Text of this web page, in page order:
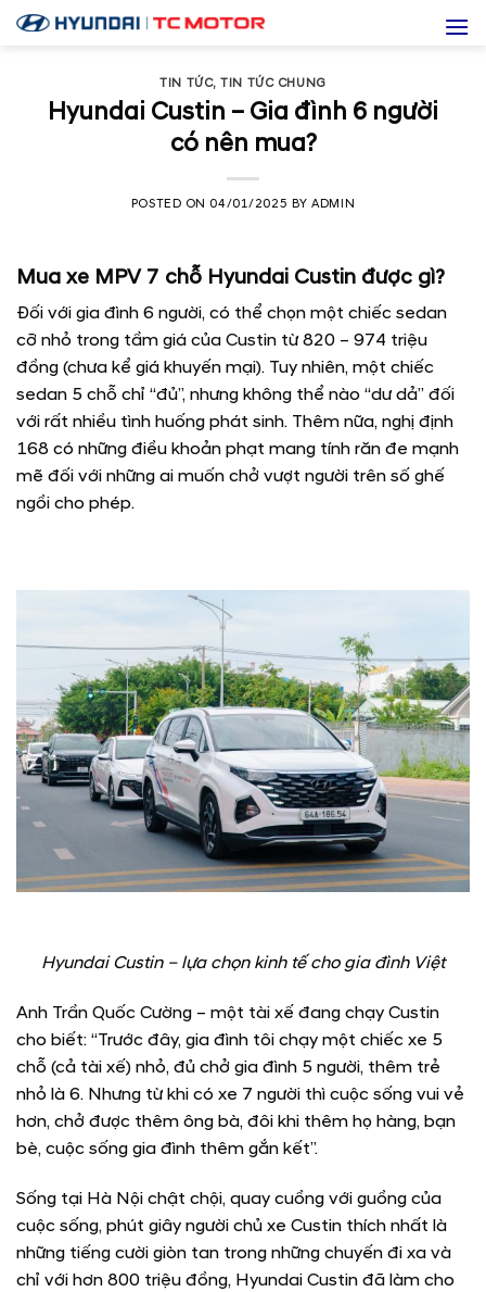
Skip
TIN TỨC,TIN TỨC CHUNG
Hyundai Custin – Gia đình 6 người
có nên mua?
POSTED ON 04/01/2025 BYADMIN
Mua xe MPV 7 chỗ Hyundai Custin được gì?
Đối với gia đình 6 người, có thể chọn một chiếc sedan
cỡ nhỏ trong tầm giá của Custin từ 820 – 974 triệu
đồng (chưa kể giá khuyến mại). Tuy nhiên, một chiếc
sedan 5 chỗ chỉ “đủ”, nhưng không thể nào “dư dả” đối
với rất nhiều tình huống phát sinh. Thêm nữa, nghị định
168 có những điều khoản phạt mang tính răn đe mạnh
mẽ đối với những ai muốn chở vượt người trên số ghế
ngồi cho phép.
Hyundai Custin – lựa chọn kinh tế cho gia đình Việt
Anh Trần Quốc Cường – một tài xế đang chạy Custin
cho biết: “Trước đây, gia đình tôi chạy một chiếc xe 5
chỗ (cả tài xế) nhỏ, đủ chở gia đình 5 người, thêm trẻ
nhỏ là 6. Nhưng từ khi có xe 7 người thì cuộc sống vui vẻ
hơn, chở được thêm ông bà, đôi khi thêm họ hàng, bạn
bè, cuộc sống gia đình thêm gắn kết”.
Sống tại Hà Nội chật chội, quay cuồng với guồng của
cuộc sống, phút giây người chủ xe Custin thích nhất là
những tiếng cười giòn tan trong những chuyến đi xa và
chỉ với hơn 800 triệu đồng, Hyundai Custin đã làm cho